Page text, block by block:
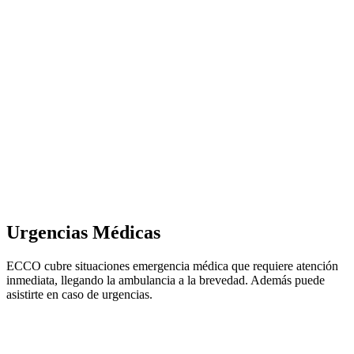
Urgencias Médicas
ECCO cubre situaciones emergencia médica que requiere atención
inmediata, llegando la ambulancia a la brevedad. Además puede
asistirte en caso de urgencias.